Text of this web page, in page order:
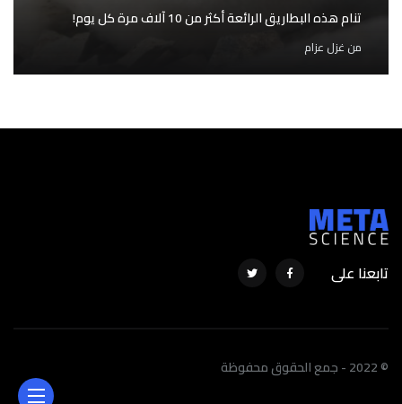
تنام هذه البطاريق الرائعة أكثر من 10 آلاف مرة كل يوم!
من غزل عزام
تابعنا على
© 2022 - جمع الحقوق محفوظة